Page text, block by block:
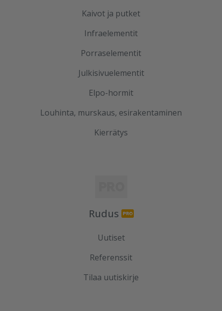
Kaivot ja putket
Infraelementit
Porraselementit
Julkisivuelementit
Elpo-hormit
Louhinta, murskaus, esirakentaminen
Kierrätys
Rudus
Uutiset
Referenssit
Tilaa uutiskirje